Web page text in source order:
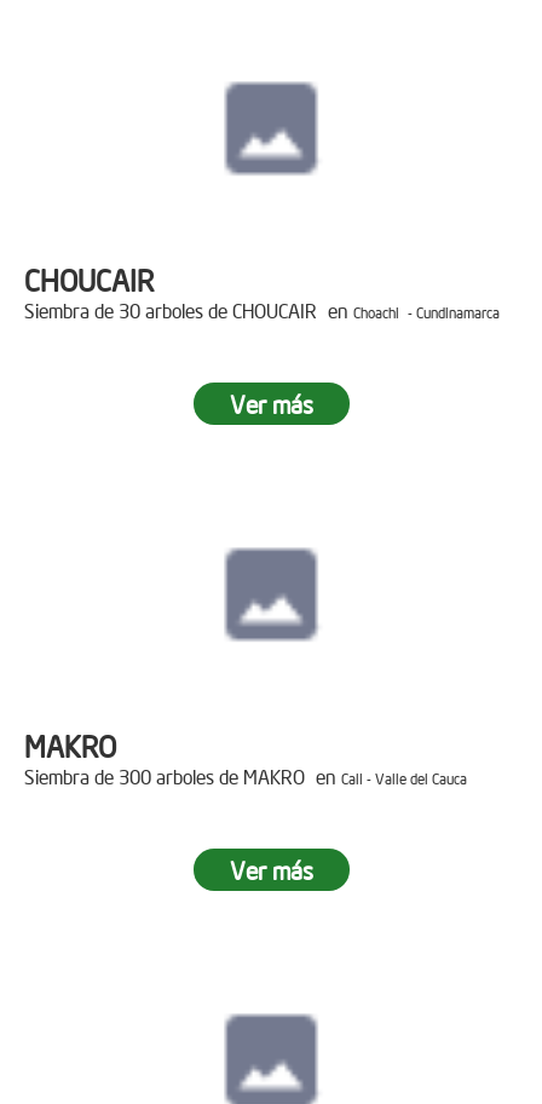
CHOUCAIR
Siembra de 30 arboles de CHOUCAIR en Choachi - Cundinamarca
Ver más
MAKRO
Siembra de 300 arboles de MAKRO en Cali - Valle del Cauca
Ver más